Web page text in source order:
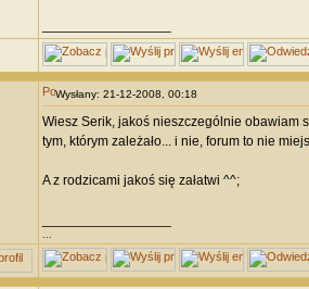
Wysłany: 21-12-2008, 00:18
Wiesz Serik, jakoś nieszczególnie obawiam
tym, którym zależało... i nie, forum to nie
A z rodzicami jakoś się załatwi ^^;
...